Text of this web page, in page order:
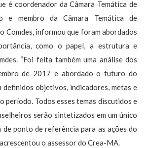
é coordenador da Câmara Temática de
e membro da Câmara Temática de
Comdes, informou que foram abordados
como o papel, a estrutura e
“Foi feita também uma análise dos
de 2017 e abordado o futuro do
definidos objetivos, indicadores, metas e
período. Todos esses temas discutidos e
serão sintetizados em um único
ponto de referência para as ações do
o assessor do Crea-MA.